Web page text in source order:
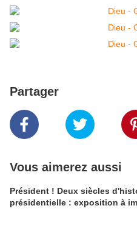
Partager
Vous aimerez aussi
Président ! Deux siècles
présidentielle : exposition à